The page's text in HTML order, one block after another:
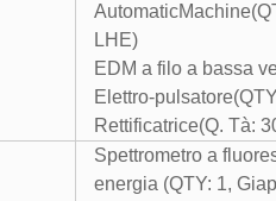
LHE)
EDM a filo a bassa
Elettro-
Rettificatrice(Q. Tà:
Spettrometro a
energia (QTY: 1,